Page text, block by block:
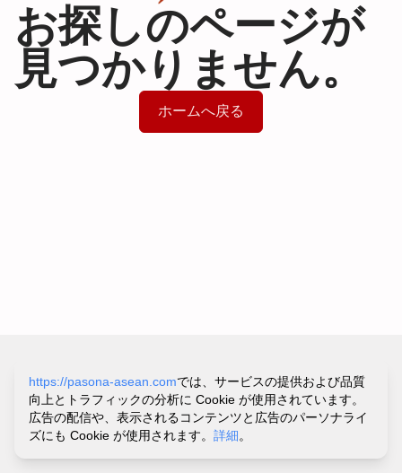
https://pasona-asean.comでは、サービスの提供および品質
向上とトラフィックの分析に Cookie が使用されています。
広告の配信や、表示されるコンテンツと広告のパーソナライ
ズにも Cookie が使用されます。 詳細。
お探しのページが
見つかりません。
ホームへ戻る
サイトポリシー&プライバシーポリシー
利用規約
お問い合わせ・ヘルプ
© PASONA VIETNAM CO.,LTD.